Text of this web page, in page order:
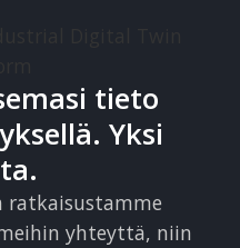
tieto
Yksi
ratkaisustamme
yhteyttä, niin